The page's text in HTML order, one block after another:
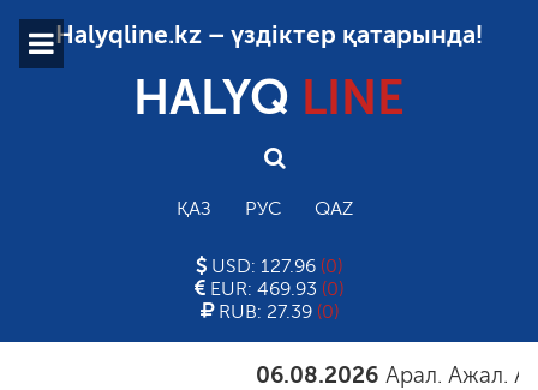
Halyqline.kz – үздіктер қатарында!
HALYQ LINE
ҚАЗ РУС QAZ
USD: 127.96 (0)
EUR: 469.93 (0)
RUB: 27.39 (0)
06.08.2026 Арал. Ажал. Айғақ